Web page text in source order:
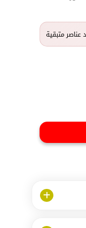
عناصر متبقية